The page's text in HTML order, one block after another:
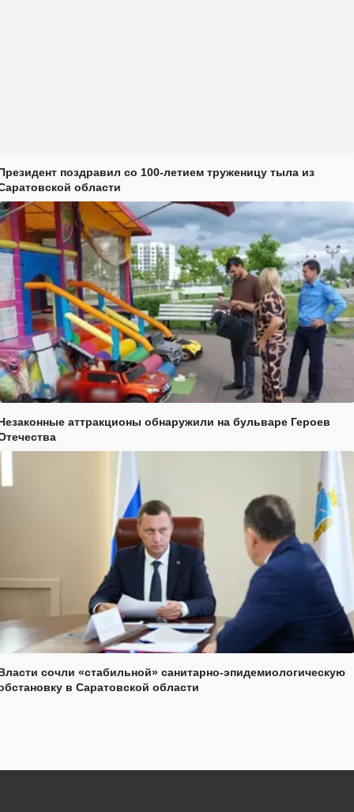
поздравил со 100-летием труженицу тыла из
области
аттракционы обнаружили на бульваре Героев
сочли «стабильной» санитарно-эпидемиологическую
в Саратовской области